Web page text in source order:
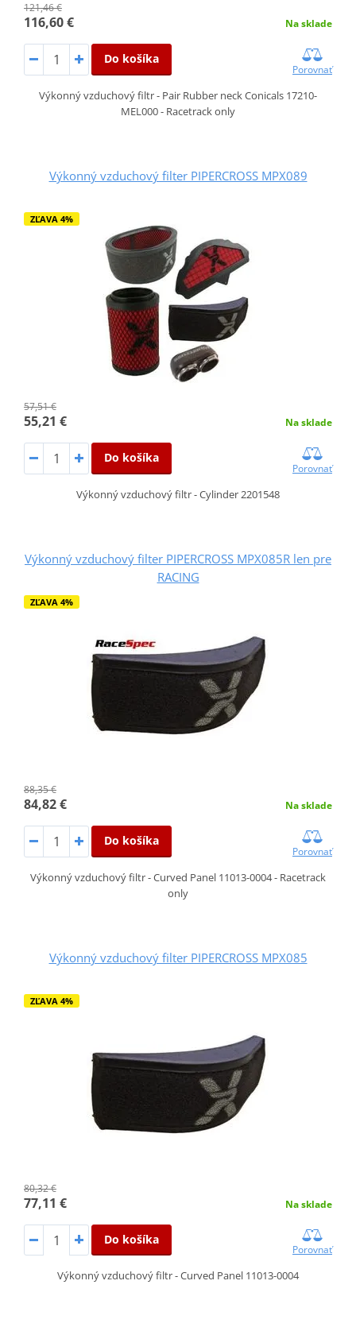
121,46 €
116,60 € Na sklade
Do košíka
Porovnať
Výkonný vzduchový filtr - Pair Rubber neck Conicals 17210-
MEL000 - Racetrack only
Výkonný vzduchový filter PIPERCROSS MPX089
ZĽAVA 4%
57,51 €
55,21 € Na sklade
Do košíka
Porovnať
Výkonný vzduchový filtr - Cylinder 2201548
Výkonný vzduchový filter PIPERCROSS MPX085R len pre
RACING
ZĽAVA 4%
88,35 €
84,82 € Na sklade
Do košíka
Porovnať
Výkonný vzduchový filtr - Curved Panel 11013-0004 - Racetrack
only
Výkonný vzduchový filter PIPERCROSS MPX085
ZĽAVA 4%
80,32 €
77,11 € Na sklade
Do košíka
Porovnať
Výkonný vzduchový filtr - Curved Panel 11013-0004